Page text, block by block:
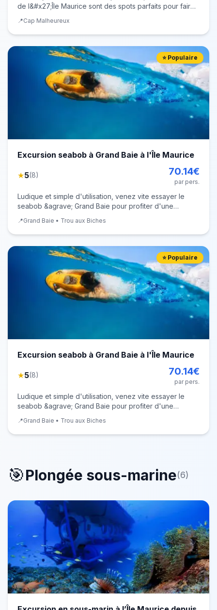
de l&#x27;Île Maurice sont des spots parfaits pour faire
turquoise chaudes et leur riche faune et flore sous-
marine, ils offrent les c
📍Cap Malheureux
⭐ Populaire
Excursion seabob à Grand Baie à l'Île Maurice
★5(8) 70.14€
par pers.
Ludique et simple d'utilisation, venez vite essayer le
seabob &agrave; Grand Baie pour profiter d'une
genre &agrave; Maurice ! Le seabob est un
v&eacute;hicule nautique submersible polyvalent, des
📍Grand Baie • Trou aux Biches
⭐ Populaire
Excursion seabob à Grand Baie à l'Île Maurice
★5(8) 70.14€
par pers.
Ludique et simple d'utilisation, venez vite essayer le
seabob &agrave; Grand Baie pour profiter d'une
genre &agrave; Maurice ! Le seabob est un
v&eacute;hicule nautique submersible polyvalent, des
📍Grand Baie • Trou aux Biches
🎯Plongée sous-marine(6)